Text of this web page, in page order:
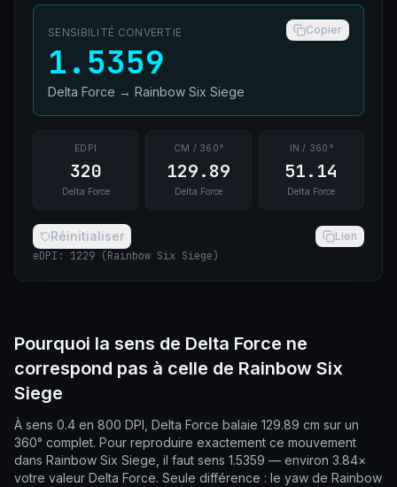
SENSIBILITÉ CONVERTIE Copier
1.5359
Delta Force → Rainbow Six Siege
EDPI
320
Delta Force
CM / 360°
129.89
Delta Force
IN / 360°
51.14
Delta Force
Réinitialiser Lien
eDPI : 1229 (Rainbow Six Siege)
Pourquoi la sens de Delta Force ne
correspond pas à celle de Rainbow Six
Siege
À sens 0.4 en 800 DPI, Delta Force balaie 129.89 cm sur un
360° complet. Pour reproduire exactement ce mouvement
dans Rainbow Six Siege, il faut sens 1.5359 — environ 3.84×
votre valeur Delta Force. Seule différence : le yaw de Rainbow